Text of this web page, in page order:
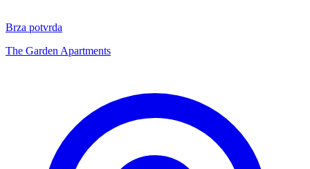
Brza potvrda
The Garden Apartments